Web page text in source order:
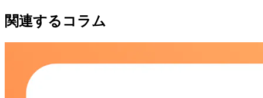
関連するコラム